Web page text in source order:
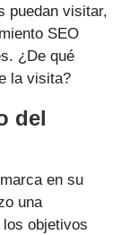
puedan visitar,
SEO
¿De qué
la visita?
del
en su
una
objetivos